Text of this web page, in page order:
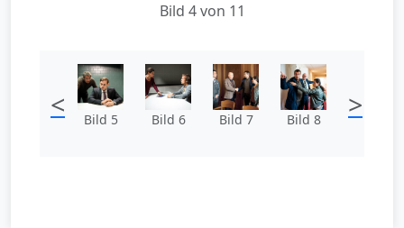
Bild 4 von 11
< Bild 5 Bild 6 Bild 7 Bild 8 >